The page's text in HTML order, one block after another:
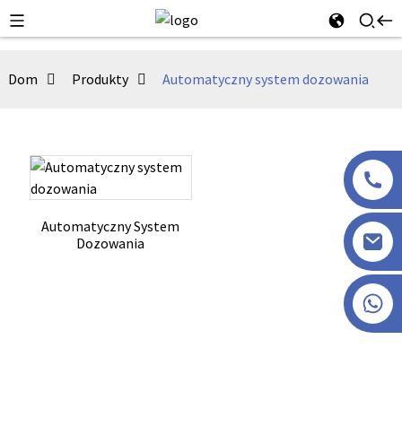
Dom Produkty Automatyczny system dozowania
Automatyczny System
Dozowania